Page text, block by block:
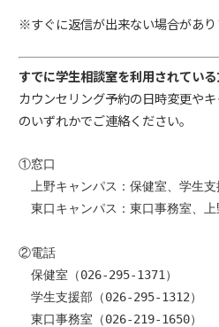
※すぐに返信が出来ない場合があり
すでに学生相談室を利用されてい
カウンセリング予約の日時変更や
のいずれかでご連絡ください。
①窓口
上野キャンパス：保健室、学生支
東口キャンパス：東口事務室、上
②電話
保健室（026-295-1371）
学生支援部（026-295-1312）
東口事務室（026-219-1650）